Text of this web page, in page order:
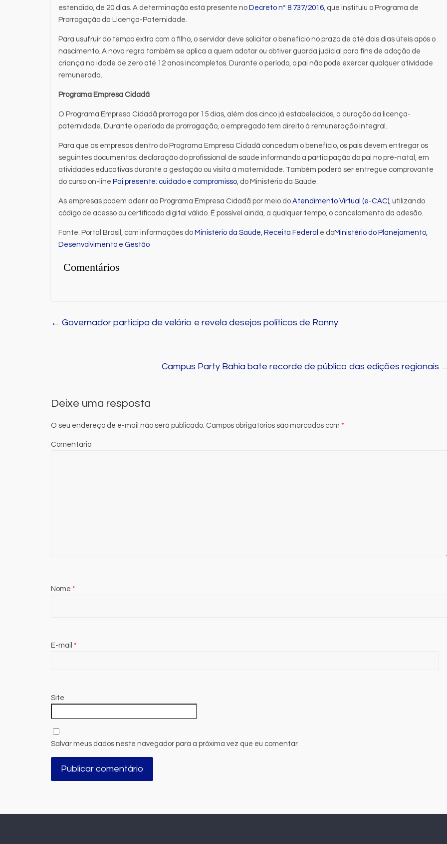
estendido, de 20 dias. A determinação está presente no Decreto nº 8.737/2016 , que instituiu o Programa de
Prorrogação da Licença-Paternidade.
Para usufruir do tempo extra com o filho, o servidor deve solicitar o benefício no prazo de até dois dias úteis após o
nascimento. A nova regra também se aplica a quem adotar ou obtiver guarda judicial para fins de adoção de
criança na idade de zero até 12 anos incompletos. Durante o período, o pai não pode exercer qualquer atividade
remunerada.
Programa Empresa Cidadã
O Programa Empresa Cidadã prorroga por 15 dias, além dos cinco já estabelecidos, a duração da licença-
paternidade. Durante o período de prorrogação, o empregado tem direito à remuneração integral.
Para que as empresas dentro do Programa Empresa Cidadã concedam o benefício, os pais devem entregar os
seguintes documentos: declaração do profissional de saúde informando a participação do pai no pré-natal, em
atividades educativas durante a gestação ou visita à maternidade. Também poderá ser entregue comprovante
do curso on-line Pai presente: cuidado e compromisso , do Ministério da Saúde.
As empresas podem aderir ao Programa Empresa Cidadã por meio do Atendimento Virtual (e-CAC) , utilizando
código de acesso ou certificado digital válido. É possível ainda, a qualquer tempo, o cancelamento da adesão.
Fonte: Portal Brasil, com informações do Ministério da Saúde Receita Federal e doMinistério do Planejamento,
Desenvolvimento e Gestão
Comentários
← Governador participa de velório e revela desejos políticos de Ronny
Campus Party Bahia bate recorde de público das edições regionais
Deixe uma resposta
O seu endereço de e-mail não será publicado. Campos obrigatórios são marcados com *
Comentário
Nome *
E-mail *
Site
Salvar meus dados neste navegador para a próxima vez que eu comentar.